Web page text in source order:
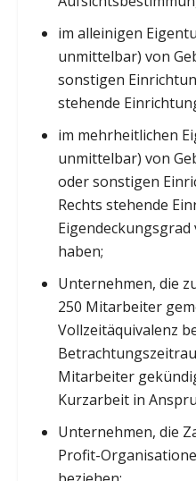
im alleinigen
unmittelbar) von
sonstigen
stehende
im mehrheitlichen
unmittelbar) von
oder sonstigen
Rechts stehende
Eigendeckungsgrad
haben;
Unternehmen, die
250 Mitarbeiter
Vollzeitäquivalenz
Mitarbeiter
Kurzarbeit in
Unternehmen, die
Profit-